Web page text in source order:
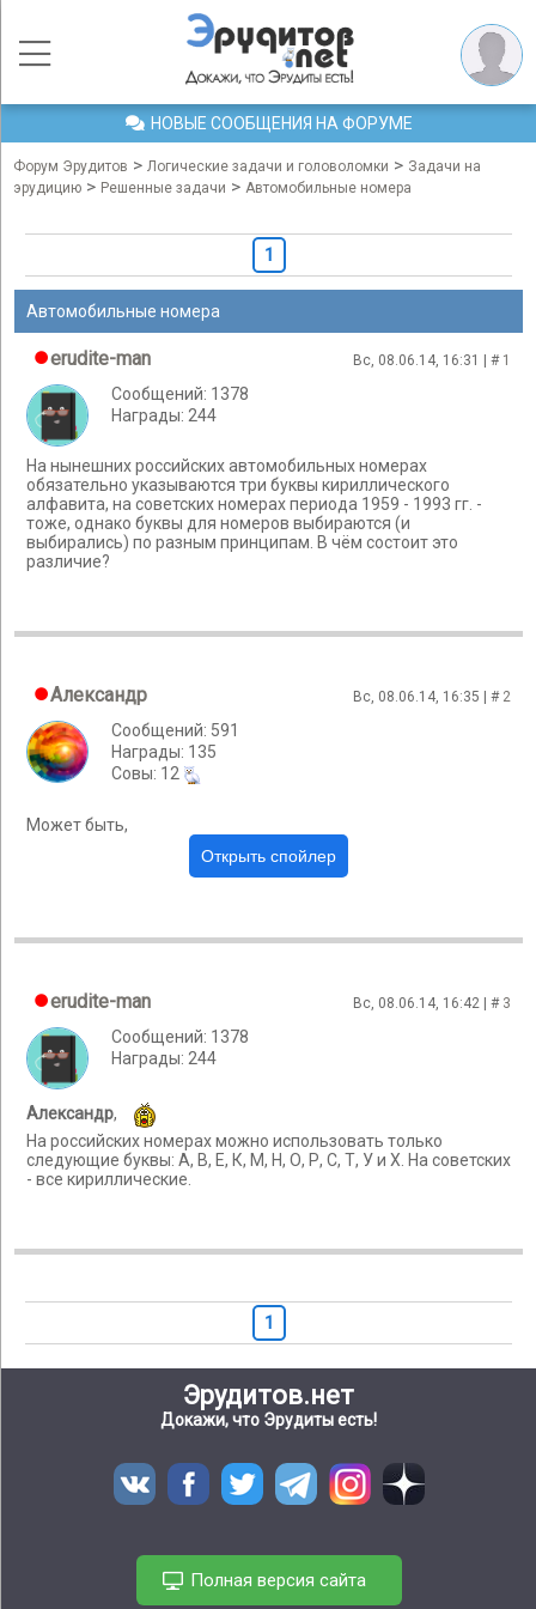
НОВЫЕ СООБЩЕНИЯ НА ФОРУМЕ
Форум Эрудитов > Логические задачи и головоломки > Задачи на
эрудицию > Решенные задачи > Автомобильные номера
1
Автомобильные номера
erudite-man Вс, 08.06.14, 16:31 | # 1
Сообщений: 1378
Награды: 244
На нынешних российских автомобильных номерах
обязательно указываются три буквы кириллического
алфавита, на советских номерах периода 1959 - 1993 гг. -
тоже, однако буквы для номеров выбираются (и
выбирались) по разным принципам. В чём состоит это
различие?
Александр Вс, 08.06.14, 16:35 | # 2
Сообщений: 591
Награды: 135
Cовы: 12
Может быть,
erudite-man Вс, 08.06.14, 16:42 | # 3
Сообщений: 1378
Награды: 244
Александр,
На российских номерах можно использовать только
следующие буквы: А, В, Е, К, М, Н, О, Р, С, Т, У и Х. На советских
- все кириллические.
1
Эрудитов.нет
Докажи, что Эрудиты есть!
Полная версия сайта